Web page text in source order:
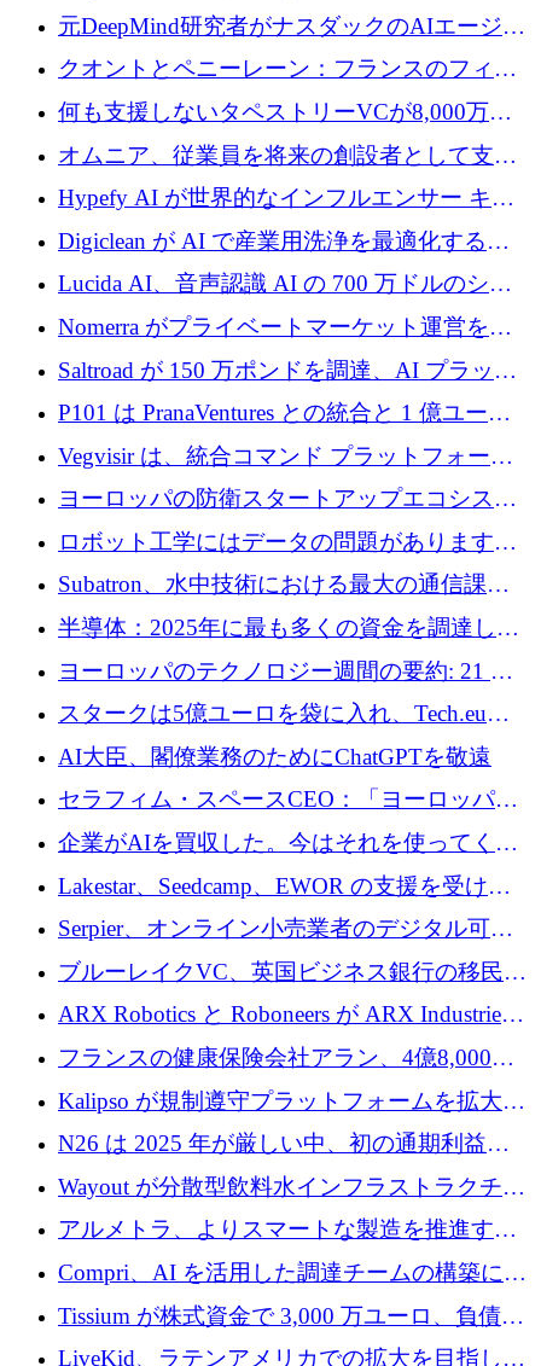
8,500万ドルの株式公開買い付けを実施
元DeepMind研究者がナスダックのAIエージェ
ントを拡張するためにCreandumの資金調達で
記録を獲得
クオントとペニーレーン：フランスのフィン
テックの友人と敵
何も支援しないタペストリーVCが8,000万ド
ルの資金を調達、ロンドン事務所を開設
オムニア、従業員を将来の創設者として支援
するために Firedrop でファンドを立ち上げる
Hypefy AI が世界的なインフルエンサー キャ
ンペーンを自動化するためにシリーズ A で
720 万ドルを調達
Digiclean が AI で産業用洗浄を最適化するた
めに 250 万ユーロを調達
Lucida AI、音声認識 AI の 700 万ドルのシー
ドラウンドを終了
Nomerra がプライベートマーケット運営を自
動化するために 200 万ドルを調達
Saltroad が 150 万ポンドを調達、AI プラット
フォーム Ogma を買収して子ども向け言語療
法を拡大
P101 は PranaVentures との統合と 1 億ユーロ
のファンドによりシード投資に拡大
Vegvisir は、統合コマンド プラットフォーム
を通じて関連する無人システムを接続するた
めの資金を調達します
ヨーロッパの防衛スタートアップエコシステ
ムとなったハッカソン
ロボット工学にはデータの問題があります。
Macrodata Labs はそれを解決したいと考えて
Subatron、水中技術における最大の通信課題
の 1 つに取り組むために 16 万 2,000 ユーロを
確保
半導体：2025年に最も多くの資金を調達した
10社
ヨーロッパのテクノロジー週間の要約: 21 億
ユーロの取引と Tech.eu Funding Explorer
スタークは5億ユーロを袋に入れ、Tech.eu
Funding Explorerの立ち上げ、そしてルクセン
ブルクの大きな野望
AI大臣、閣僚業務のためにChatGPTを敬遠
セラフィム・スペースCEO：「ヨーロッパは
追いつきつつある」
企業がAIを買収した。今はそれを使ってくれ
る人々が必要です
Lakestar、Seedcamp、EWOR の支援を受け、
SE3 が自律システム用の空間 AI プラットフォ
ームを発表
Serpier、オンライン小売業者のデジタル可視
性向上を支援するために 140 万ユーロを調達
ブルーレイクVC、英国ビジネス銀行の移民主
導スタートアップ支援で初のファンド獲得に
ARX Robotics と Roboneers が ARX Industries
を設立し、無人地上車両の生産を拡大
フランスの健康保険会社アラン、4億8,000万
ユーロの資金調達ラウンドで合意
Kalipso が規制遵守プラットフォームを拡大す
るために 320 万ドルを調達
N26 は 2025 年が厳しい中、初の通期利益を
達成
Wayout が分散型飲料水インフラストラクチャ
プラットフォームを拡張するために 242 万ユ
ーロを調達
アルメトラ、よりスマートな製造を推進する
ためにシリーズ A で 1,630 万ユーロを確保
Compri、AI を活用した調達チームの構築に
320 万ユーロを確保
Tissium が株式資金で 3,000 万ユーロ、負債で
3,000 万ユーロを調達
LiveKid、ラテンアメリカでの拡大を目指して